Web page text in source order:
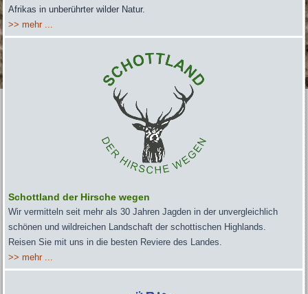
Afrikas in unberührter wilder Natur.
>> mehr ...
Schottland der Hirsche wegen
Wir vermitteln seit mehr als 30 Jahren Jagden in der unvergleichlich
schönen und wildreichen Landschaft der schottischen Highlands.
Reisen Sie mit uns in die besten Reviere des Landes.
>> mehr ...